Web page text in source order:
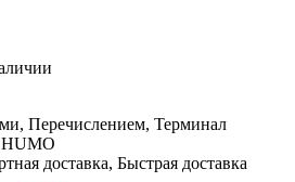
Перечислением, Терминал
HUMO
доставка, Быстрая доставка